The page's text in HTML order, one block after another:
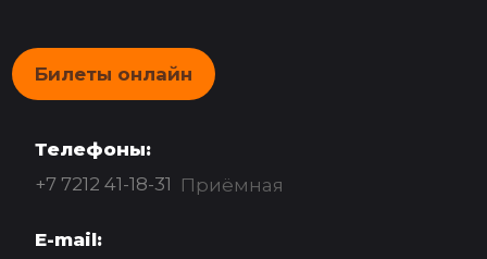
Билеты онлайн
Телефоны:
+7 7212 41-18-31 Приёмная
E-mail: